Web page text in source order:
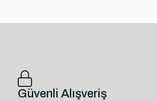
Güvenli Alışveriş